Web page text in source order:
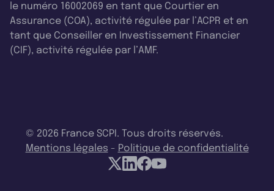
le numéro 16002069 en tant que Courtier en
Assurance (COA), activité régulée par l’ACPR et en
tant que Conseiller en Investissement Financier
(CIF), activité régulée par l’AMF.
© 2026 France SCPI. Tous droits réservés.
Mentions légales - Politique de confidentialité